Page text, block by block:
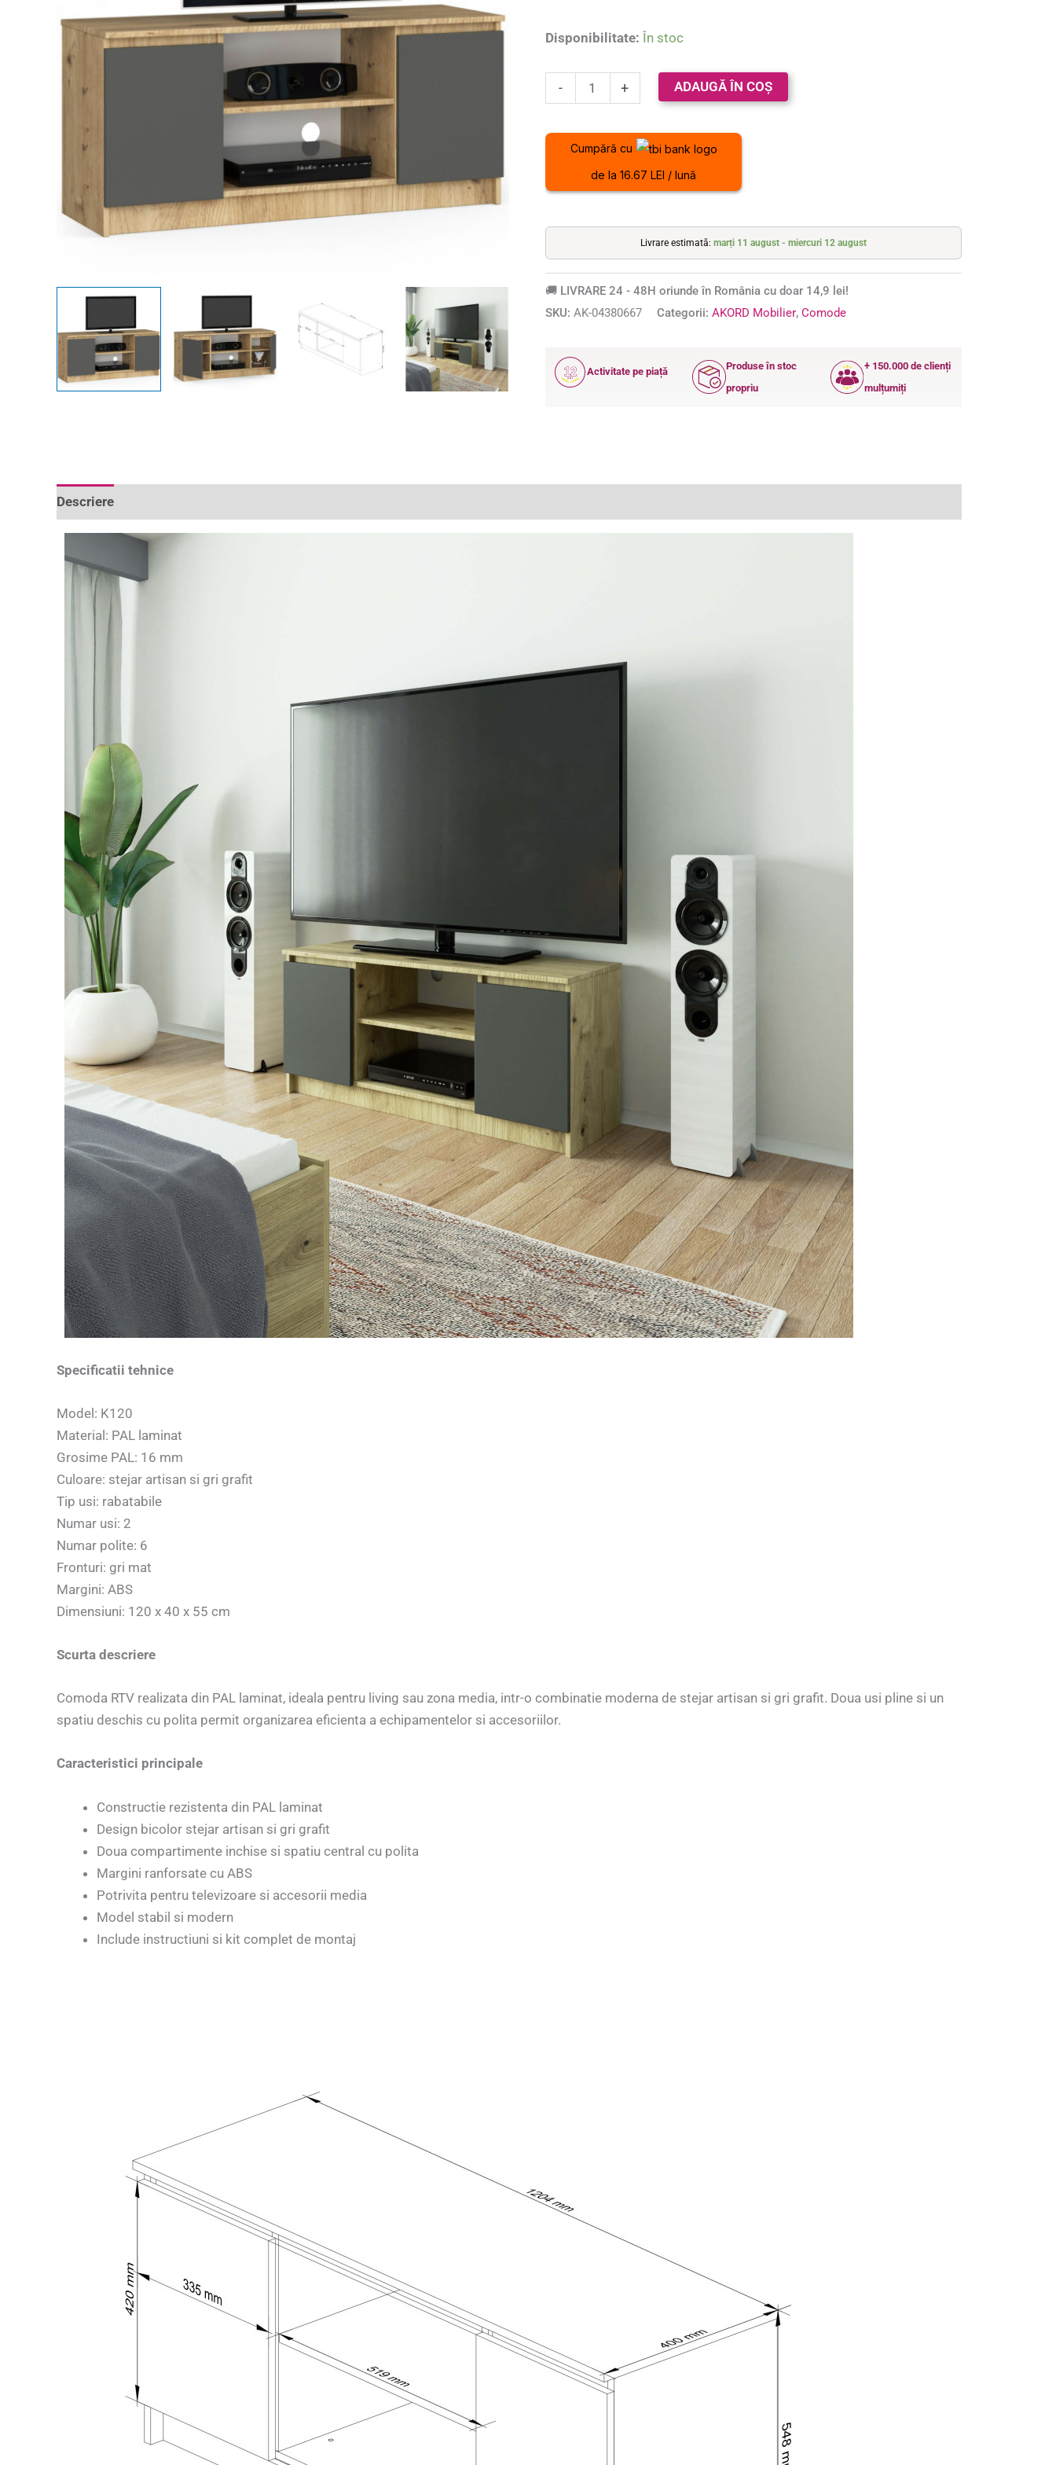
Disponibilitate: În stoc
-
PAL
16
cm,
artisan
gri
+ ADAUGĂ ÎN COȘ
Cumpără cu
de la 16.67 LEI / lună
Livrare estimată:marți 11 august - miercuri 12 august
🚚 LIVRARE 24 - 48H oriunde în România cu doar 14,9 lei!
SKU:AK-04380667 Categorii:AKORD Mobilier,Comode
12
ANI
Activitate pe piață
Produse în stoc
propriu
+ 150.000 de clienți
mulțumiți
Descriere
Specificatii tehnice
Model: K120
Material: PAL laminat
Grosime PAL: 16 mm
Culoare: stejar artisan si gri grafit
Tip usi: rabatabile
Numar usi: 2
Numar polite: 6
Fronturi: gri mat
Margini: ABS
Dimensiuni: 120 x 40 x 55 cm
Scurta descriere
Comoda RTV realizata din PAL laminat, ideala pentru living sau zona media, intr-o combinatie moderna de stejar artisan si gri grafit. Doua usi pline si un
spatiu deschis cu polita permit organizarea eficienta a echipamentelor si accesoriilor.
Caracteristici principale
Constructie rezistenta din PAL laminat
Design bicolor stejar artisan si gri grafit
Doua compartimente inchise si spatiu central cu polita
Margini ranforsate cu ABS
Potrivita pentru televizoare si accesorii media
Model stabil si modern
Include instructiuni si kit complet de montaj